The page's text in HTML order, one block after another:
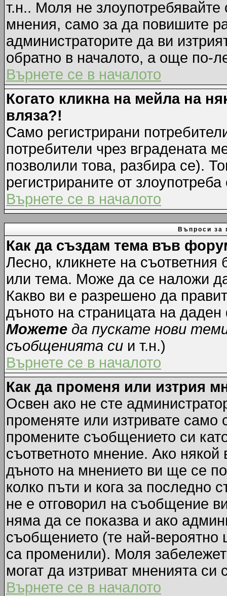
т.н.. Моля не
мнения, само за да повишите
администраторите да ви
обратно в началото, а още по-
Върнете се в началото
Когато кликна на мейла на
вляза?!
Само регистрирани
потребители чрез вградената
позволили това, разбира се).
регистрираните от
Върнете се в началото
Въпроси за
Как да създам тема във
Лесно, кликнете на
или тема. Може да се наложи
Какво ви е разрешено да
дъното на страницата на
Можете да пускате нови
съобщенията си и т.н.)
Върнете се в началото
Как да променя или изтрия
Освен ако не сте
променяте или изтривате
промените съобщението си
съответното мнение. Ако
дъното на мнението ви ще се
колко пъти и кога за последно
не е отговорил на съобщение
няма да се показва и ако
съобщението (те най-
са променили). Моля
могат да изтриват мненията си
Върнете се в началото